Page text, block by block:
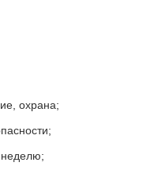
охрана;
неделю;